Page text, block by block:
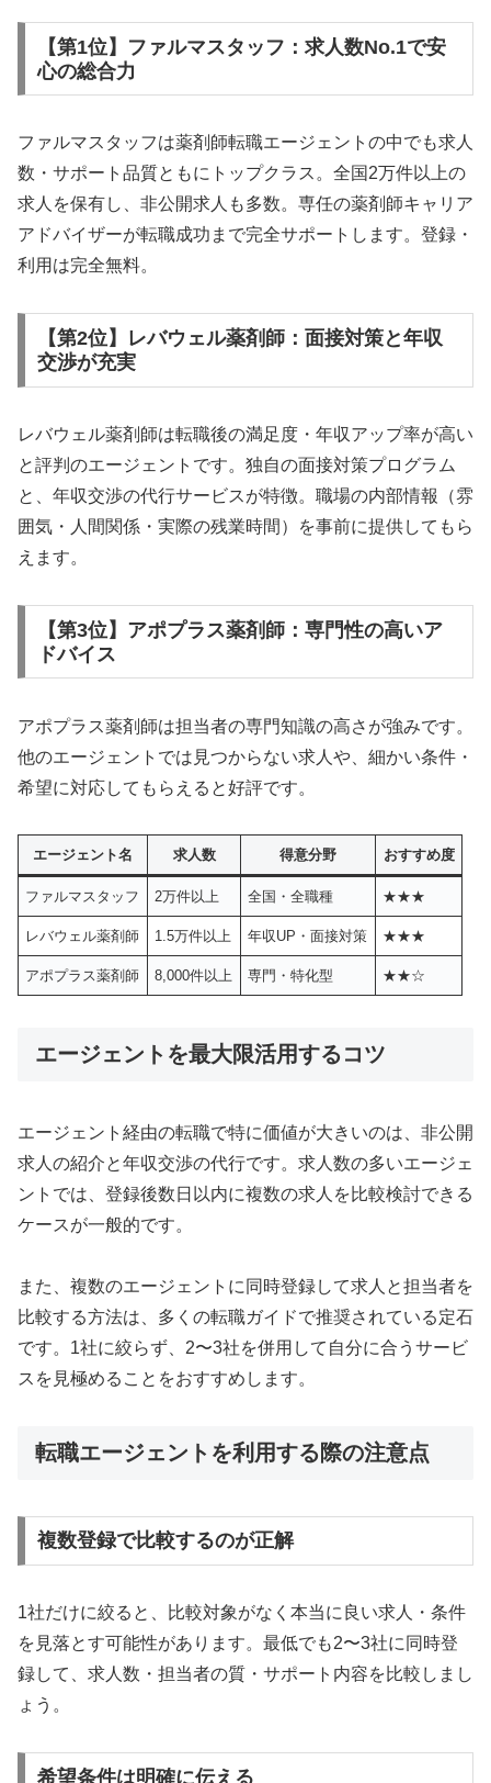
【第1位】ファルマスタッフ：求人数No.1で安
心の総合力
ファルマスタッフは薬剤師転職エージェントの中でも求人
数・サポート品質ともにトップクラス。全国2万件以上の
求人を保有し、非公開求人も多数。専任の薬剤師キャリア
アドバイザーが転職成功まで完全サポートします。登録・
利用は完全無料。
【第2位】レバウェル薬剤師：面接対策と年収
交渉が充実
レバウェル薬剤師は転職後の満足度・年収アップ率が高い
と評判のエージェントです。独自の面接対策プログラム
と、年収交渉の代行サービスが特徴。職場の内部情報（雰
囲気・人間関係・実際の残業時間）を事前に提供してもら
えます。
【第3位】アポプラス薬剤師：専門性の高いア
ドバイス
アポプラス薬剤師は担当者の専門知識の高さが強みです。
他のエージェントでは見つからない求人や、細かい条件・
希望に対応してもらえると好評です。
エージェント名 求人数 得意分野 おすすめ度
ファルマスタッフ 2万件以上 全国・全職種 ★★★
レバウェル薬剤師 1.5万件以上 年収UP・面接対策 ★★★
アポプラス薬剤師 8,000件以上 専門・特化型 ★★☆
エージェントを最大限活用するコツ
エージェント経由の転職で特に価値が大きいのは、非公開
求人の紹介と年収交渉の代行です。求人数の多いエージェ
ントでは、登録後数日以内に複数の求人を比較検討できる
ケースが一般的です。
また、複数のエージェントに同時登録して求人と担当者を
比較する方法は、多くの転職ガイドで推奨されている定石
です。1社に絞らず、2〜3社を併用して自分に合うサービ
スを見極めることをおすすめします。
転職エージェントを利用する際の注意点
複数登録で比較するのが正解
1社だけに絞ると、比較対象がなく本当に良い求人・条件
を見落とす可能性があります。最低でも2〜3社に同時登
録して、求人数・担当者の質・サポート内容を比較しまし
ょう。
希望条件は明確に伝える